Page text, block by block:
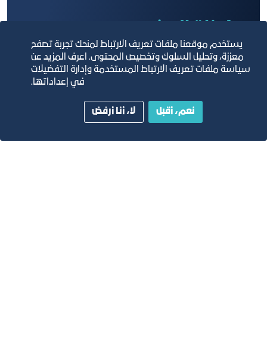
يستخدم موقعنا ملفات تعريف الارتباط لمنحك تجربة تصفح
معززة، وتحليل السلوك وتخصيص المحتوى. اعرف المزيد عن
سياسة ملفات تعريف الارتباط المستخدمة وإدارة التفضيلات
في إعداداتها.
نعم، أقبل لا، أنا أرفض